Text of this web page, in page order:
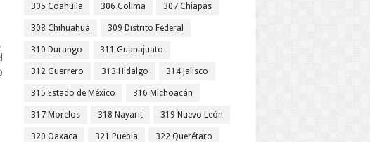
305 Coahuila 306 Colima 307 Chiapas
308 Chihuahua 309 Distrito Federal
310 Durango 311 Guanajuato
312 Guerrero 313 Hidalgo 314 Jalisco
315 Estado de México 316 Michoacán
317 Morelos 318 Nayarit 319 Nuevo León
320 Oaxaca 321 Puebla 322 Querétaro